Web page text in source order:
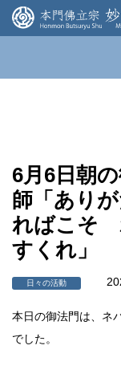
6月6日朝
師「あり
ればこそ
すくれ」
日々の活動
本日の御法門は、ネ
でした。